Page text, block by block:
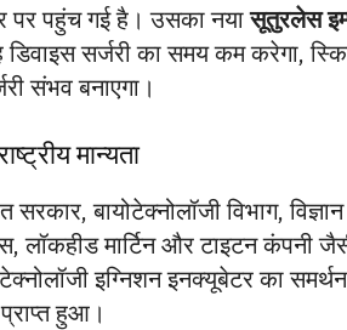
पर पहुंच गई है। उसका नयासूतुरलेस
डिवाइस सर्जरी का समय कम करेगा,
संभव बनाएगा।
मान्यता
बायोटेक्नोलॉजी विभाग, विज्ञान
लॉकहीड मार्टिन और टाइटन कंपनी
इग्निशन इनक्यूबेटर का
हुआ।